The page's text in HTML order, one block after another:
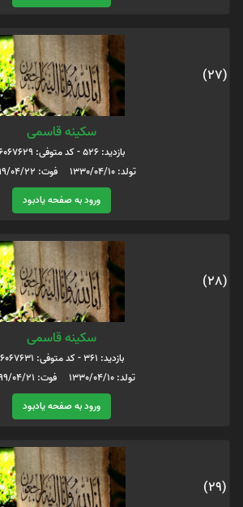
(27)
سکینه قاسمی
بازدید: 526 - کد متوفی: 6067629
تولد: 1330/۰۴/۱۰ فوت: ۱۳۹۹/۰۴/۲۲
ورود به صفحه یادبود
(28)
سکینه قاسمی
بازدید: 361 - کد متوفی: 6067631
تولد: 1330/04/10 فوت: 1399/04/21
ورود به صفحه یادبود
(29)